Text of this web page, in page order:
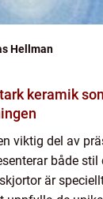
Hellman
keramik
viktig del av
både stil
är